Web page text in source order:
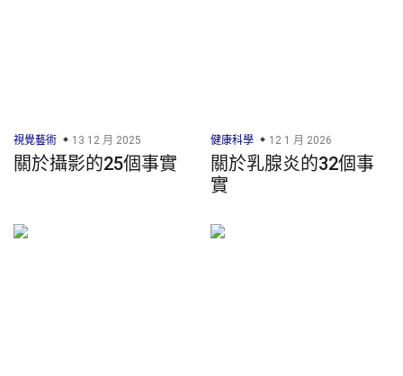
視覺藝術 13 12 月 2025
關於攝影的25個事實
健康科學 12 1 月 2026
關於乳腺炎的32個事
實